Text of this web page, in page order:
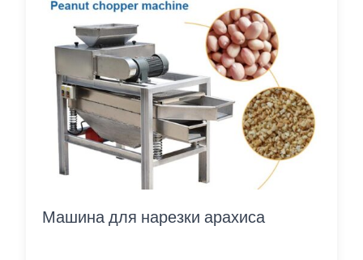
Машина для нарезки арахиса